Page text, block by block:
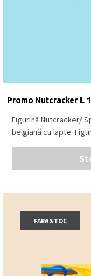
temperatură
Promo Nutcracker L
Figurină Nutcracker/
belgiană cu lapte.
FARA STOC